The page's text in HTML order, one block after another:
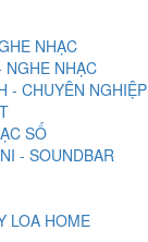
NHẠC
NGHE NHẠC
- CHUYÊN NGHIỆP
SỐ
- SOUNDBAR
LOA HOME